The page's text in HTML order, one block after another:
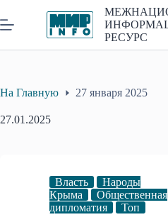
к
сути
РЕСУРС
На Главную 27 января 2025
27.01.2025
Власть
Народы
Крыма
Общественная
дипломатия
Топ